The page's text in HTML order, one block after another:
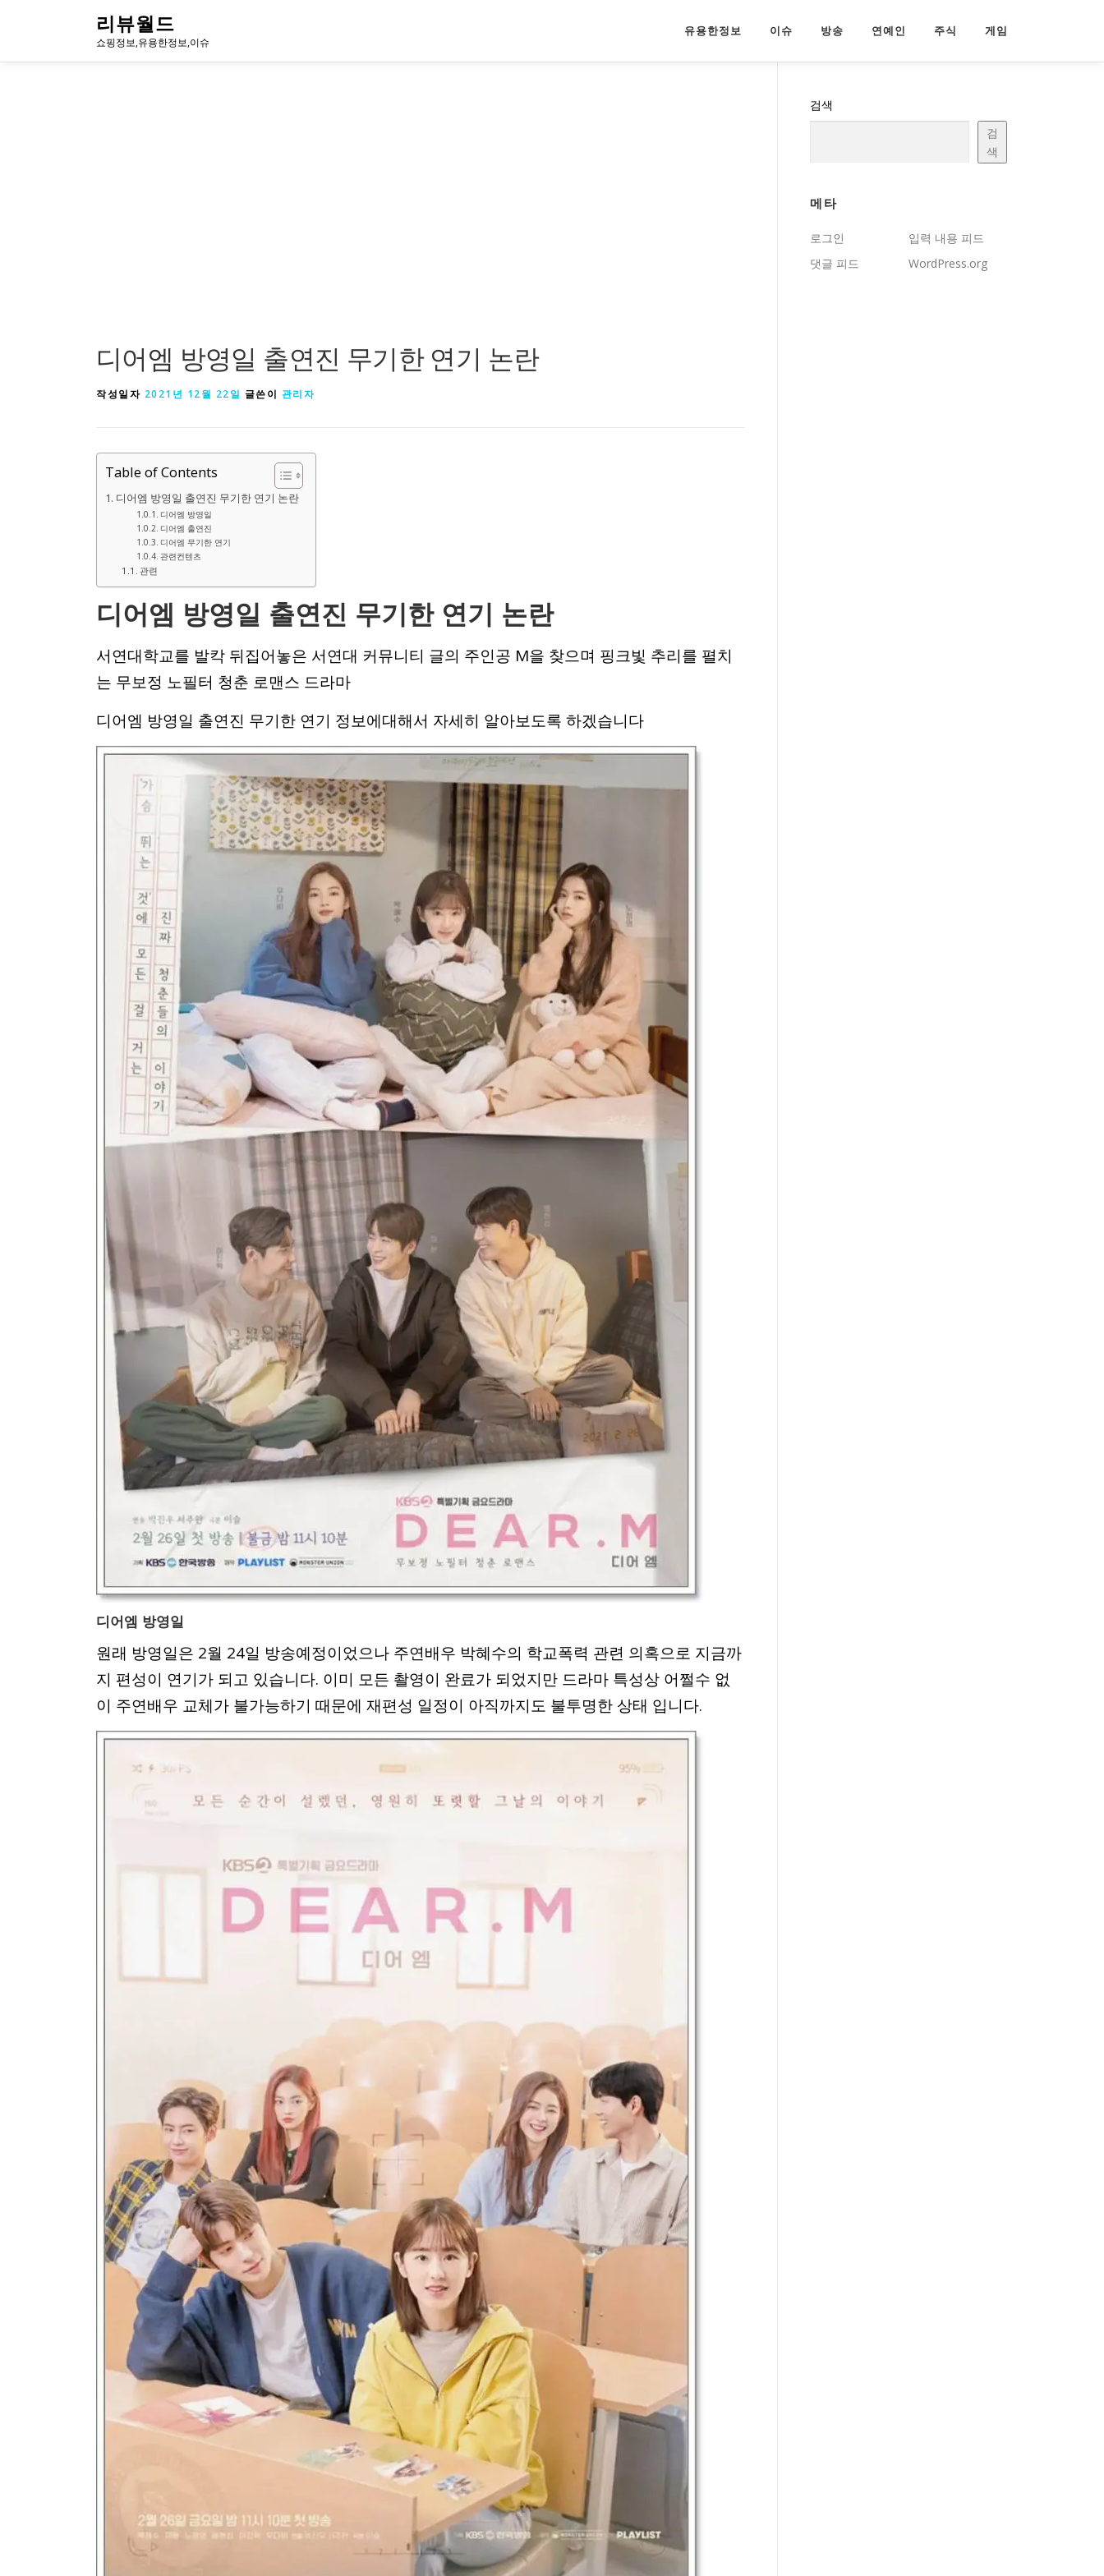
로
리뷰월드
쇼핑정보,유용한정보,이슈
유용한정보 이슈 방송 연예인 주식 게임
디어엠 방영일 출연진 무기한 연기 논란
작성일자 2021년 12월 22일 글쓴이 관리자
Table of Contents
디어엠 방영일 출연진 무기한 연기 논란
디어엠 방영일
디어엠 출연진
디어엠 무기한 연기
관련컨텐츠
관련
디어엠 방영일 출연진 무기한 연기 논란
서연대학교를 발칵 뒤집어놓은 서연대 커뮤니티 글의 주인공 M을 찾으며 핑크빛 추리를 펼치
는 무보정 노필터 청춘 로맨스 드라마
디어엠 방영일 출연진 무기한 연기 정보에대해서 자세히 알아보도록 하겠습니다
디어엠 방영일
원래 방영일은 2월 24일 방송예정이었으나 주연배우 박혜수의 학교폭력 관련 의혹으로 지금까
지 편성이 연기가 되고 있습니다. 이미 모든 촬영이 완료가 되었지만 드라마 특성상 어쩔수 없
이 주연배우 교체가 불가능하기 때문에 재편성 일정이 아직까지도 불투명한 상태 입니다.
검색
검
색
메타
로그인
입력 내용 피드
댓글 피드
WordPress.org